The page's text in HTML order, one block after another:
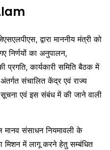
द्वारा माननीय मंत्री को
निर्णयों का अनुपालन,
प्रगति, कार्यकारी समिति बैठक में
संचालित केंद्र एवं राज्य
सूचना एवं इस संबंध में की जाने वाली
मानव संसाधन नियमावली के
मिशन में लागू करने हेतु सम्बंधित